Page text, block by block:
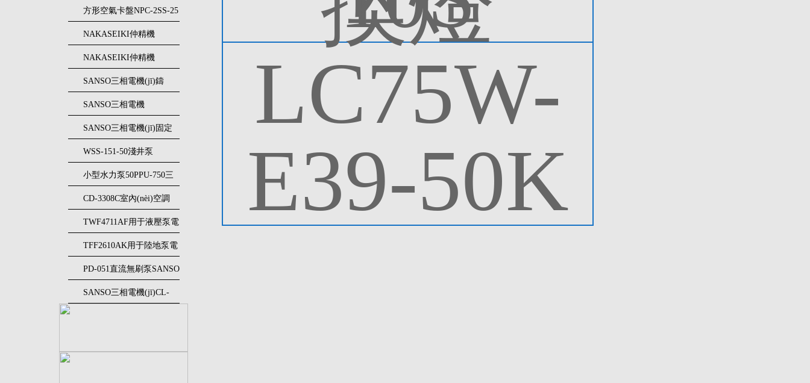
空氣卡盤NAKASEIKI仲
精機(jī)
方形空氣卡盤NPC-2SS-25
仲精機(jī)NAKASEIKI
NAKASEIKI仲精機
(jī)NPC-2RS-F22N氣動
(dòng)卡盤
NAKASEIKI仲精機
(jī)NPC-4FS-31空氣卡盤
SANSO三相電機(jī)鑄
25CT502鐵螺旋泵
SANSO三相電機
(jī)15CJT0202不銹鋼工業
(yè)泵
SANSO三相電機(jī)固定
壓力供水泵
32NQCT50751P
WSS-151-50淺井泵
SANSO三相電機(jī)
小型水力泵50PPU-750三
相電機(jī)SANSO
CD-3308C室內(nèi)空調
(diào)使用電機(jī)SANSO
三相電機(jī)
TWF4711AF用于液壓泵電
動(dòng)機(jī)SANSO三相
電機(jī)
TFF2610AK用于陸地泵電
動(dòng)機(jī)SANSO三相
電機(jī)
PD-051直流無刷泵SANSO
三相電機(jī)
SANSO三相電機(jī)CL-